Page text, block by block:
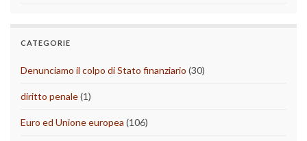
CATEGORIE
Denunciamo il colpo di Stato finanziario (30)
diritto penale(1)
Euro ed Unione europea (106)